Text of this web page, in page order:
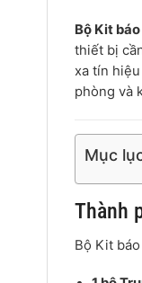
Bộ Kit
thiết bị
xa tín hiệu
phòng và
Mục
Thành
Bộ Kit